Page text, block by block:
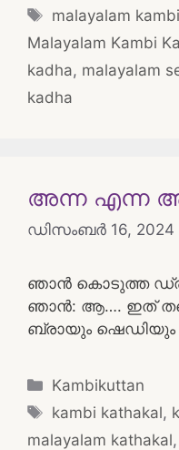
Tags
malayalam kambi
Malayalam Kambi
kadha, malayalam
kadha
അന്ന എന്ന
ഡിസംബർ 16, 2024
ഞാൻ കൊടുത്ത
ഞാൻ: ആ…. ഇത്
ബ്രായും ഷെഡിയും
Categories
Kambikuttan
Tags
kambi kathakal,
malayalam kathakal,